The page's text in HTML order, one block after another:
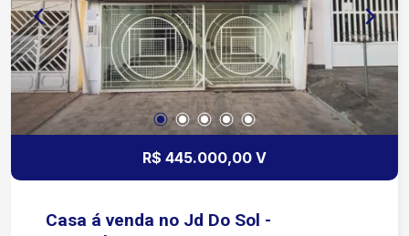
R$ 445.000,00 V
Casa á venda no Jd Do Sol -